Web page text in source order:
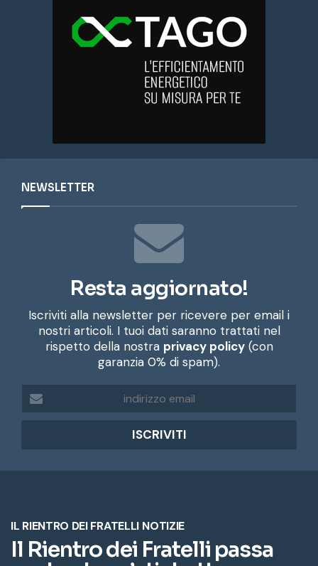
NEWSLETTER
Resta aggiornato!
Iscriviti alla newsletter per ricevere per email i
nostri articoli. I tuoi dati saranno trattati nel
rispetto della nostra privacy policy(con
garanzia 0% di spam).
d
r
e
m
a